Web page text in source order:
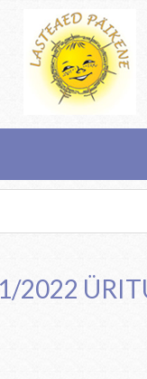
2022